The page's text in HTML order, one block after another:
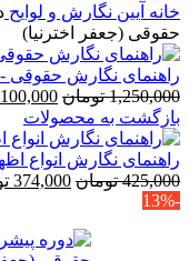
خانه آیین نگارش و لوایح
حقوقی (جعفر اخترنیا)
راهنمای نگارش حقوقی -
1,250,000 تومان قیمت
اصلی
بود.
بازگشت به محصولات
راهنمای نگارش انواع
425,000 تومان قیمت
بود.
374,000
-13%